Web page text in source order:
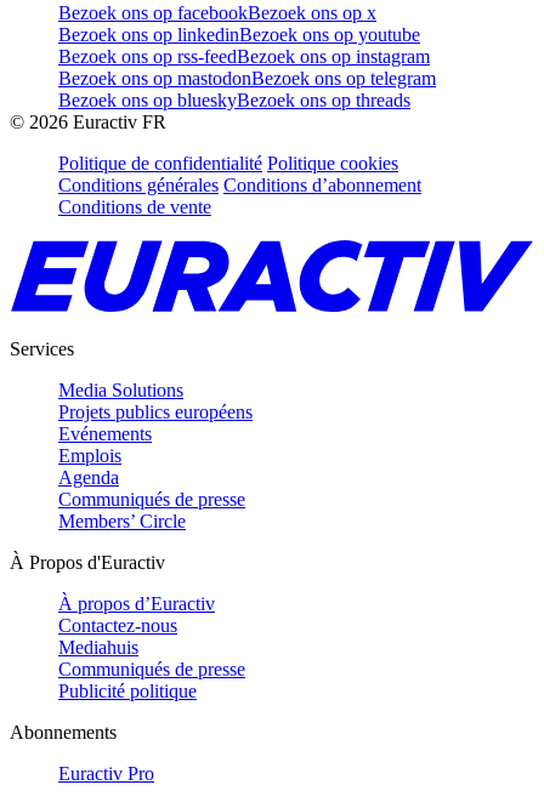
Bezoek ons op facebookBezoek ons op x
Bezoek ons op linkedinBezoek ons op youtube
Bezoek ons op rss-feedBezoek ons op instagram
Bezoek ons op mastodonBezoek ons op telegram
Bezoek ons op blueskyBezoek ons op threads
© 2026 Euractiv FR
Politique de confidentialité Politique cookies
Conditions générales Conditions d’abonnement
Conditions de vente
Services
Media Solutions
Projets publics européens
Evénements
Emplois
Agenda
Communiqués de presse
Members’ Circle
À Propos d'Euractiv
À propos d’Euractiv
Contactez-nous
Mediahuis
Communiqués de presse
Publicité politique
Abonnements
Euractiv Pro